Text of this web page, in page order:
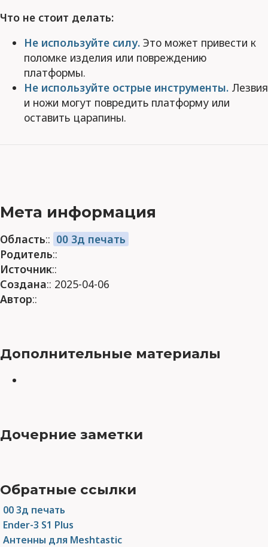
Что не стоит делать:
Не используйте силу. Это может привести к
поломке изделия или повреждению
платформы.
Не используйте острые инструменты. Лезвия
и ножи могут повредить платформу или
оставить царапины.
Мета информация
Область:: 00 3д печать
Родитель::
Источник::
Создана:: 2025-04-06
Автор::
Дополнительные материалы
Дочерние заметки
Обратные ссылки
00 3д печать
Ender-3 S1 Plus
Антенны для Meshtastic